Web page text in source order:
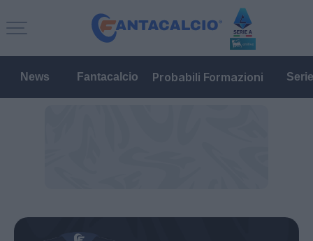
News Fantacalcio Probabili Formazioni